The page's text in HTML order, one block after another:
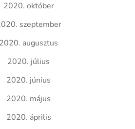
2020. október
szeptember
2020. augusztus
2020. július
2020. június
2020. május
2020. április